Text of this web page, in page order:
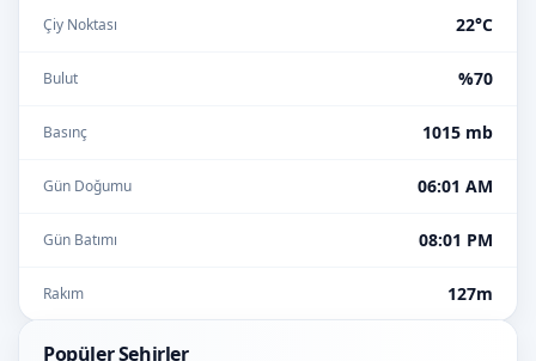
Çiy Noktası 22°C
Bulut %70
Basınç 1015 mb
Gün Doğumu 06:01 AM
Gün Batımı 08:01 PM
Rakım 127m
Popüler Şehirler